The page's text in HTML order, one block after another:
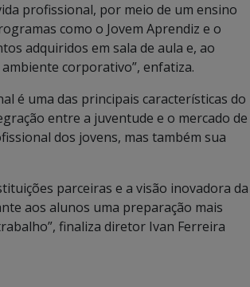
profissional, por meio de um ensino
como o Jovem Aprendiz e o
adquiridos em sala de aula e, ao
corporativo”, enfatiza.
é uma das principais características do
entre a juventude e o mercado de
dos jovens, mas também sua
parceiras e a visão inovadora da
aos alunos uma preparação mais
finaliza diretor Ivan Ferreira